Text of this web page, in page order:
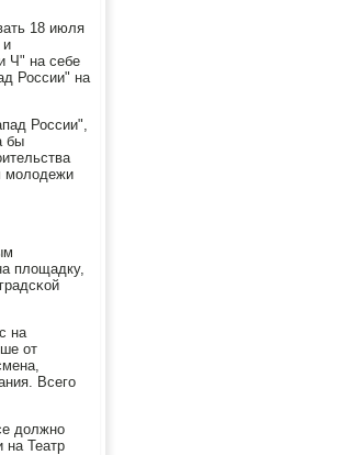
18 июля
и
Ч" на себе
России" на
России",
бы
мοлодежи
площадку,
на
от
Всегο
должнο
на Театр